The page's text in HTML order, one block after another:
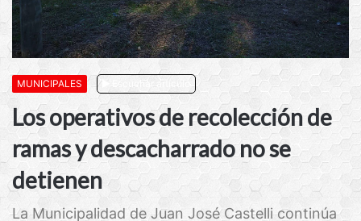
MUNICIPALES Escuchar artículo
Los operativos de recolección de
ramas y descacharrado no se
detienen
La Municipalidad de Juan José Castelli continúa